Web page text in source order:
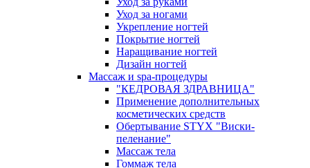
Уход за ногами
Укрепление ногтей
Покрытие ногтей
Наращивание ногтей
Дизайн ногтей
Массаж и spa-процедуры
"КЕДРОВАЯ ЗДРАВНИЦА"
Применение дополнительных
косметических средств
Обертывание STYX "Виски-
пеленание"
Массаж тела
Гоммаж тела